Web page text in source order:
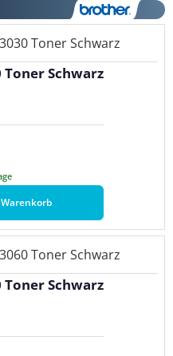
Schwarz
Schwarz